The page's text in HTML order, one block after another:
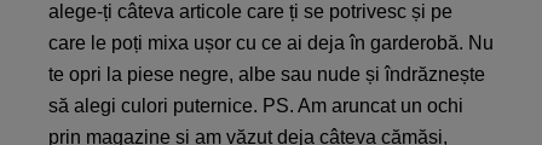
alege-ți câteva articole care ți se potrivesc și pe
care le poți mixa ușor cu ce ai deja în garderobă. Nu
te opri la piese negre, albe sau nude și îndrăznește
să alegi culori puternice. PS. Am aruncat un ochi
prin magazine și am văzut deja câteva cămăși,